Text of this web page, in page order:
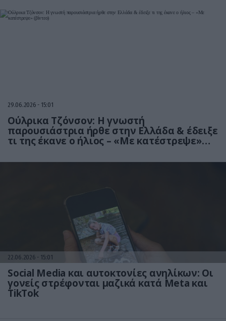
29.06.2026 15:01
Ούλρικα Τζόνσον: Η γνωστή
παρουσιάστρια ήρθε στην Ελλάδα & έδειξε
τι της έκανε ο ήλιος – «Με κατέστρεψε»
22.06.2026 15:01
Social Media και αυτοκτονίες ανηλίκων: Οι
γονείς στρέφονται μαζικά κατά Meta και
TikTok